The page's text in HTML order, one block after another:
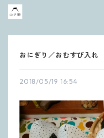
おにぎり／おむすび入れ
2018/05/19 16:54